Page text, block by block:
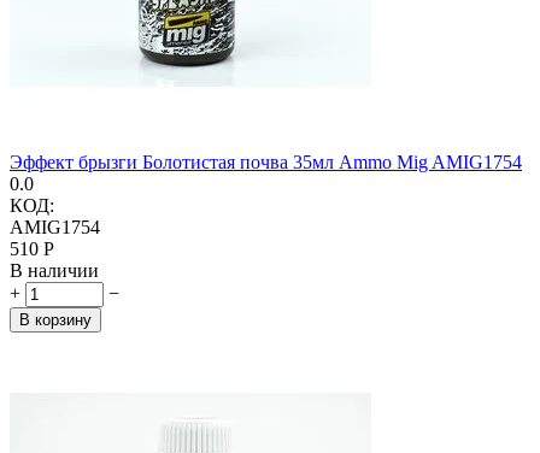
Эффект брызги Болотистая почва 35мл Ammo Mig AMIG1754
0.0
КОД:
AMIG1754
‍510‍ Р
В наличии
+
−
В корзину